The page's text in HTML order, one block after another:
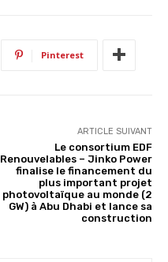
Pinterest
ARTICLE SUIVANT
Le consortium EDF
Renouvelables – Jinko Power
finalise le financement du
plus important projet
photovoltaïque au monde (2
GW) à Abu Dhabi et lance sa
construction